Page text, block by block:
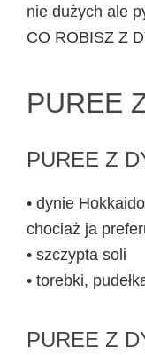
nie dużych ale
CO ROBISZ Z
PUREE
PUREE Z
• dynie
chociaż ja
• szczypta soli
• torebki,
PUREE Z